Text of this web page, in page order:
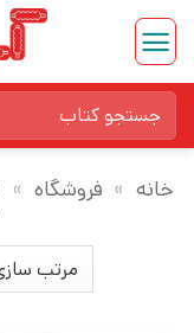
Skip
content
برای:
خانه » فروشگاه »